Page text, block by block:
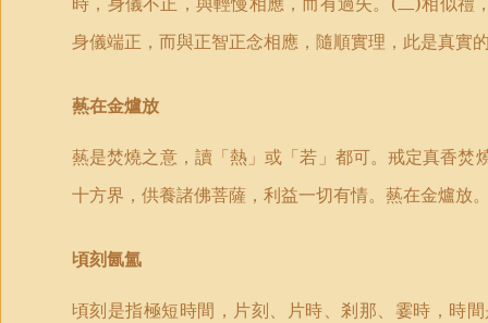
身儀端正，而與正智正念相應，隨順實理，此是真實
爇在金爐放
爇是焚燒之意，讀「熱」或「若」都可。戒定真香
十方界，供養諸佛菩薩，利益一切有情。爇在金爐放
頃刻氤氳
頃刻是指極短時間，片刻、片時、剎那、霎時，時